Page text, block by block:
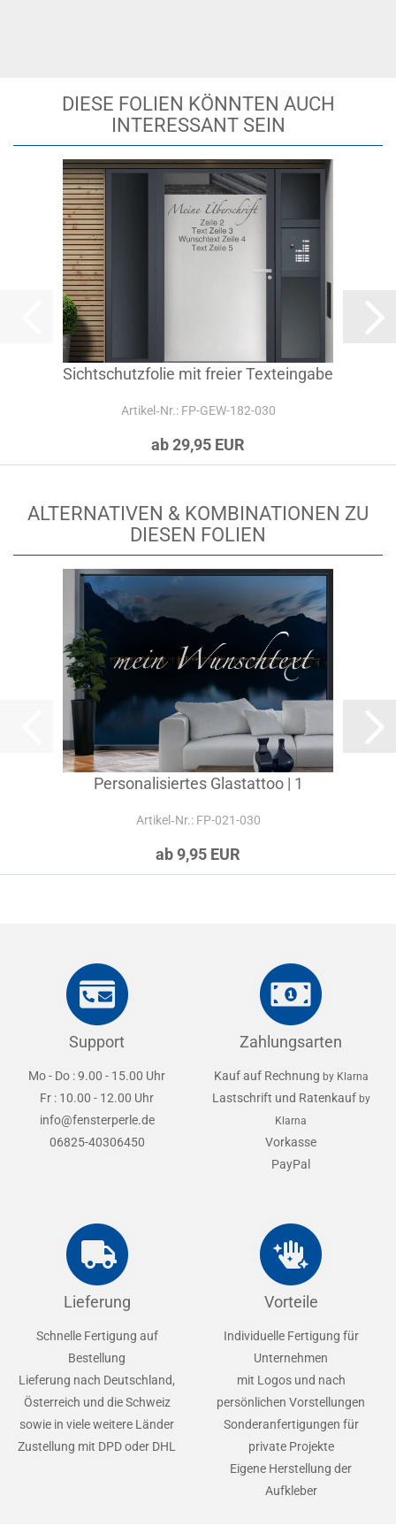
DIESE FOLIEN KÖNNTEN AUCH
INTERESSANT SEIN
Sichtschutzfolie mit freier Texteingabe
Artikel‑Nr.: FP-GEW-182-030
ab 29,95 EUR
ALTERNATIVEN & KOMBINATIONEN ZU
DIESEN FOLIEN
Personalisiertes Glastattoo | 1
Artikel‑Nr.: FP-021-030
ab 9,95 EUR
Support
Mo - Do : 9.00 - 15.00 Uhr
Fr : 10.00 - 12.00 Uhr
info@fensterperle.de
06825-40306450
Zahlungsarten
Kauf auf Rechnung by Klarna
Lastschrift und Ratenkauf by
Klarna
Vorkasse
PayPal
Lieferung
Schnelle Fertigung auf
Bestellung
Lieferung nach Deutschland,
Österreich und die Schweiz
sowie in viele weitere Länder
Zustellung mit DPD oder DHL
Vorteile
Individuelle Fertigung für
Unternehmen
mit Logos und nach
persönlichen Vorstellungen
Sonderanfertigungen für
private Projekte
Eigene Herstellung der
Aufkleber